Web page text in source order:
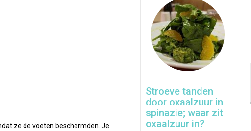
ze de voeten beschermden. Je
Stroeve tanden
door oxaalzuur in
spinazie; waar zit
oxaalzuur in?